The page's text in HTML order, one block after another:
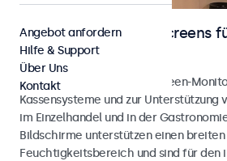
Monitore und Touchscreens
Kassensysteme
POS-Monitore und Touchscreen-
Kassensysteme und zur Unterstützung
im Einzelhandel und in der
Bildschirme unterstützen einen breiten
Feuchtigkeitsbereich und sind für den
Angebot anfordern
Hilfe & Support
Über Uns
Kontakt